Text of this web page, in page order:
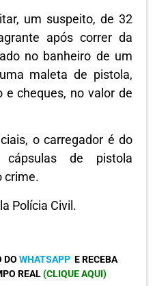
um suspeito, de 32
após correr da
no banheiro de um
maleta de pistola,
e cheques, no valor de
o carregador é do
de pistola
crime.
Polícia Civil.
DO WHATSAPP E RECEBA
REAL(CLIQUE AQUI)